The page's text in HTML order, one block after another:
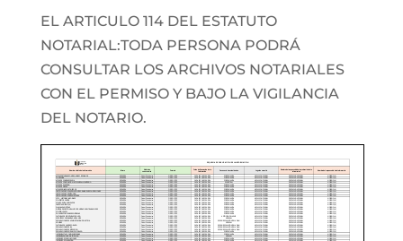
EL ARTICULO 114 DEL ESTATUTO
NOTARIAL:TODA PERSONA PODRÁ
CONSULTAR LOS ARCHIVOS NOTARIALES
CON EL PERMISO Y BAJO LA VIGILANCIA
DEL NOTARIO.